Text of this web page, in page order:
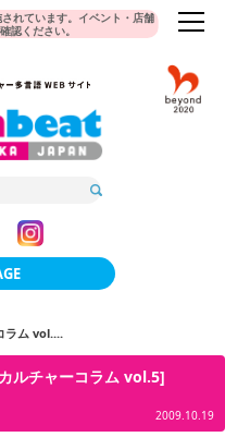
れています。イベント・店舗
認ください。
ラム vol....
ルチャーコラム vol.5]
2009.10.19